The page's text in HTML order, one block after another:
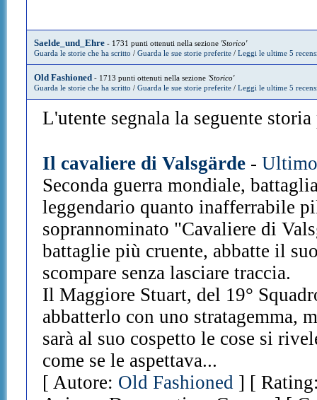
Saelde_und_Ehre- 1731 punti ottenuti nella sezione 'Storico'
Guarda le storie che ha scritto / Guarda le sue storie preferite/ Leggi le ultime 5
Old Fashioned - 1713 punti ottenuti nella sezione 'Storico'
Guarda le storie che ha scritto / Guarda le sue storie preferite/ Leggi le ultime 5
L'utente segnala la seguente
Il cavaliere di Valsgärde-
Seconda guerra mondiale,
leggendario quanto inafferrabile
soprannominato "Cavaliere di
battaglie più cruente, abbatte il
scompare senza lasciare traccia.
Il Maggiore Stuart, del 19°
abbatterlo con uno stratagemma,
sarà al suo cospetto le cose si
come se le aspettava...
[ Autore: Old Fashioned] [